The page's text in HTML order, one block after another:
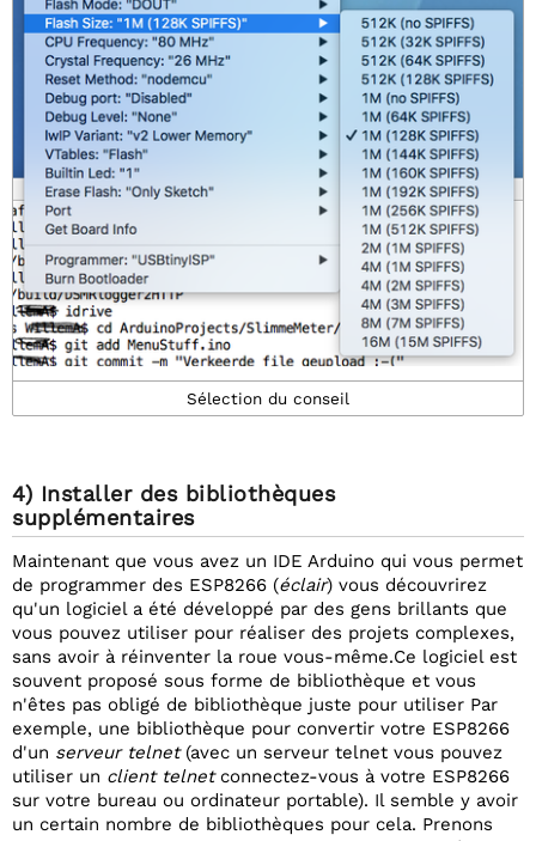
Sélection du conseil
4) Installer des bibliothèques
supplémentaires
Maintenant que vous avez un IDE Arduino qui vous permet
de programmer des ESP8266 (éclair) vous découvrirez
qu'un logiciel a été développé par des gens brillants que
vous pouvez utiliser pour réaliser des projets complexes,
sans avoir à réinventer la roue vous-même.Ce logiciel est
souvent proposé sous forme de bibliothèque et vous
n'êtes pas obligé de bibliothèque juste pour utiliser Par
exemple, une bibliothèque pour convertir votre ESP8266
d'un serveur telnet(avec un serveur telnet vous pouvez
utiliser un client telnetconnectez-vous à votre ESP8266
sur votre bureau ou ordinateur portable). Il semble y avoir
un certain nombre de bibliothèques pour cela. Prenons